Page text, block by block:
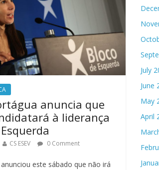
anuncia que
à liderança
CS ESEV 0 Comment
este sábado que não irá
July
June
May
April